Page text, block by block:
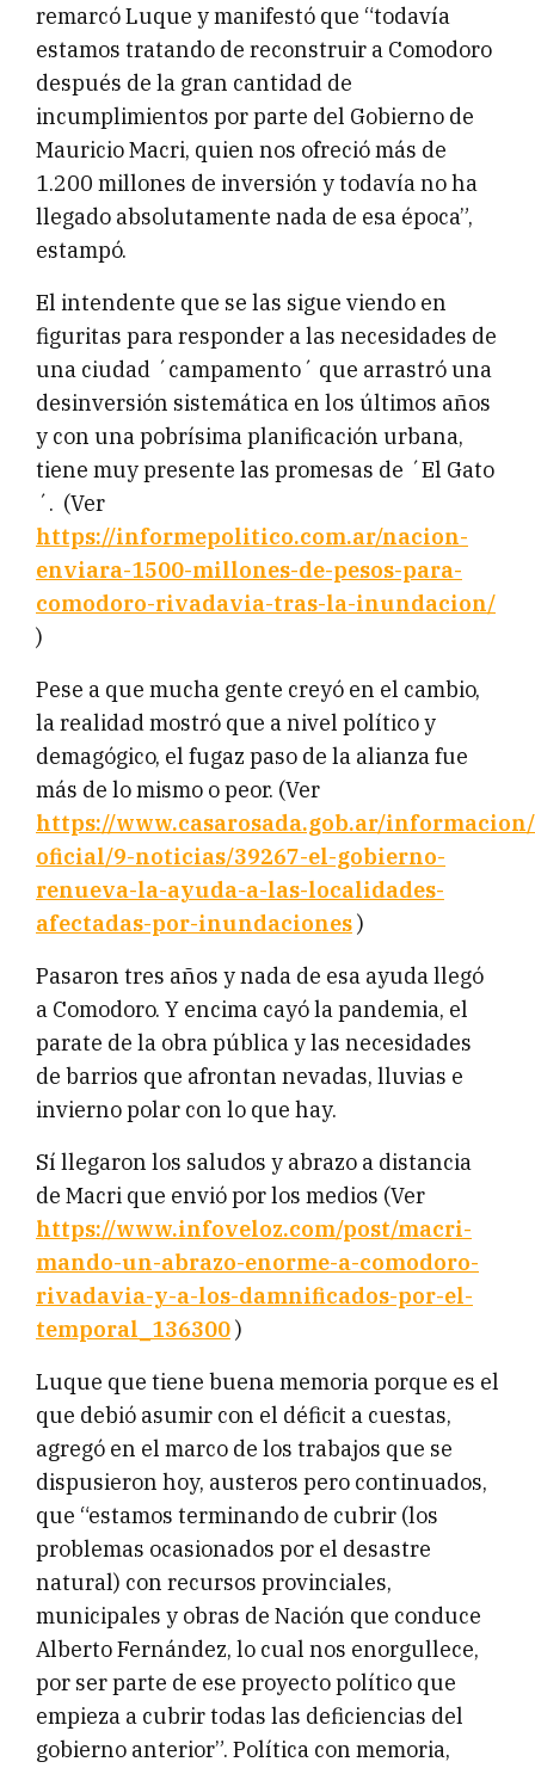
remarcó Luque y manifestó que “todavía
estamos tratando de reconstruir a Comodoro
después de la gran cantidad de
incumplimientos por parte del Gobierno de
Mauricio Macri, quien nos ofreció más de
1.200 millones de inversión y todavía no ha
llegado absolutamente nada de esa época”,
estampó.
El intendente que se las sigue viendo en
figuritas para responder a las necesidades de
una ciudad ´campamento´ que arrastró una
desinversión sistemática en los últimos años
y con una pobrísima planificación urbana,
tiene muy presente las promesas de ´El Gato
´. (Ver
https://informepolitico.com.ar/nacion-
enviara-1500-millones-de-pesos-para-
comodoro-rivadavia-tras-la-inundacion/
)
Pese a que mucha gente creyó en el cambio,
la realidad mostró que a nivel político y
demagógico, el fugaz paso de la alianza fue
más de lo mismo o peor. (Ver
https://www.casarosada.gob.ar/
oficial/9-noticias/39267-el-gobierno-
renueva-la-ayuda-a-las-localidades-
afectadas-por-inundaciones)
Pasaron tres años y nada de esa ayuda llegó
a Comodoro. Y encima cayó la pandemia, el
parate de la obra pública y las necesidades
de barrios que afrontan nevadas, lluvias e
invierno polar con lo que hay.
Sí llegaron los saludos y abrazo a distancia
de Macri que envió por los medios (Ver
https://www.infoveloz.com/post/macri-
mando-un-abrazo-enorme-a-comodoro-
rivadavia-y-a-los-damnificados-por-el-
temporal_136300)
Luque que tiene buena memoria porque es el
que debió asumir con el déficit a cuestas,
agregó en el marco de los trabajos que se
dispusieron hoy, austeros pero continuados,
que “estamos terminando de cubrir (los
problemas ocasionados por el desastre
natural) con recursos provinciales,
municipales y obras de Nación que conduce
Alberto Fernández, lo cual nos enorgullece,
por ser parte de ese proyecto político que
empieza a cubrir todas las deficiencias del
gobierno anterior”. Política con memoria,